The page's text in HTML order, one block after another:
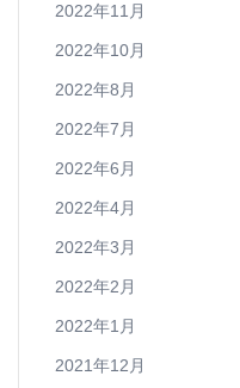
2022年11月
2022年10月
2022年8月
2022年7月
2022年6月
2022年4月
2022年3月
2022年2月
2022年1月
2021年12月